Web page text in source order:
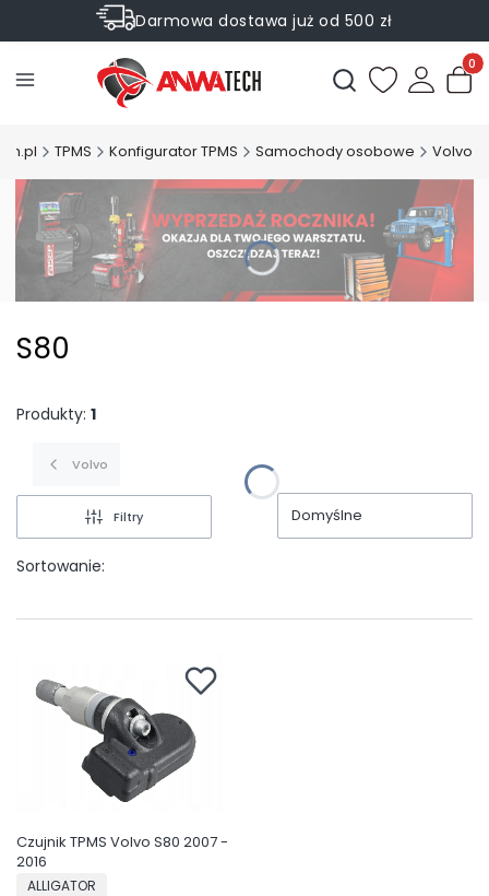
Darmowa dostawa już od 500 zł
Sprawdź Rabaty na wybrane produkty
Otwórz
TPMS Konfigurator TPMS Samochody osobowe Volvo
S80
Produkty: 1
Volvo
Filtry
Sortowanie:
Domyślne
Czujnik TPMS Volvo S80 2007 -
2016
PRODUCENT
ALLIGATOR